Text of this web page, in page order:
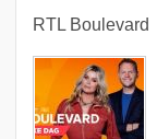
RTL Boulevard